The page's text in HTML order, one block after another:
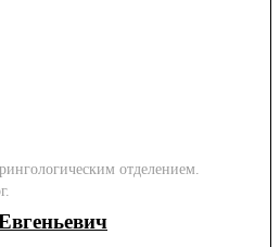
отделением.